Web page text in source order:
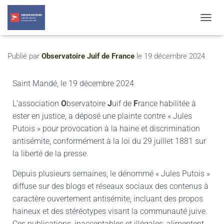
O
T
Publié par Observatoire Juif de France le 19 décembre 2024
Saint Mandé, le 19 décembre 2024
L’association Observatoire Juif de France habilitée à
ester en justice, a déposé une plainte contre « Jules
Putois » pour provocation à la haine et discrimination
antisémite, conformément à la loi du 29 juillet 1881 sur
la liberté de la presse.
Depuis plusieurs semaines, le dénommé « Jules Putois »
diffuse sur des blogs et réseaux sociaux des contenus à
caractère ouvertement antisémite, incluant des propos
haineux et des stéréotypes visant la communauté juive.